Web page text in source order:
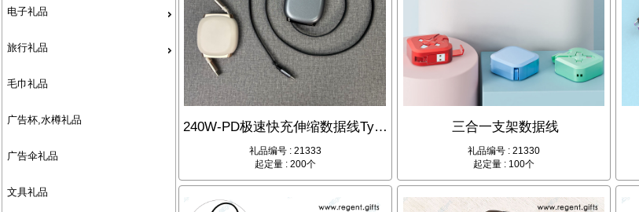
电子礼品
旅行礼品
毛巾礼品
广告杯,水樽礼品
广告伞礼品
文具礼品
240W-PD极速快充伸缩数据线Type-C-100cm防缠绕收纳线
礼品编号 : 21333
起定量 : 200个
三合一支架数据线
礼品编号 : 21330
起定量 : 100个